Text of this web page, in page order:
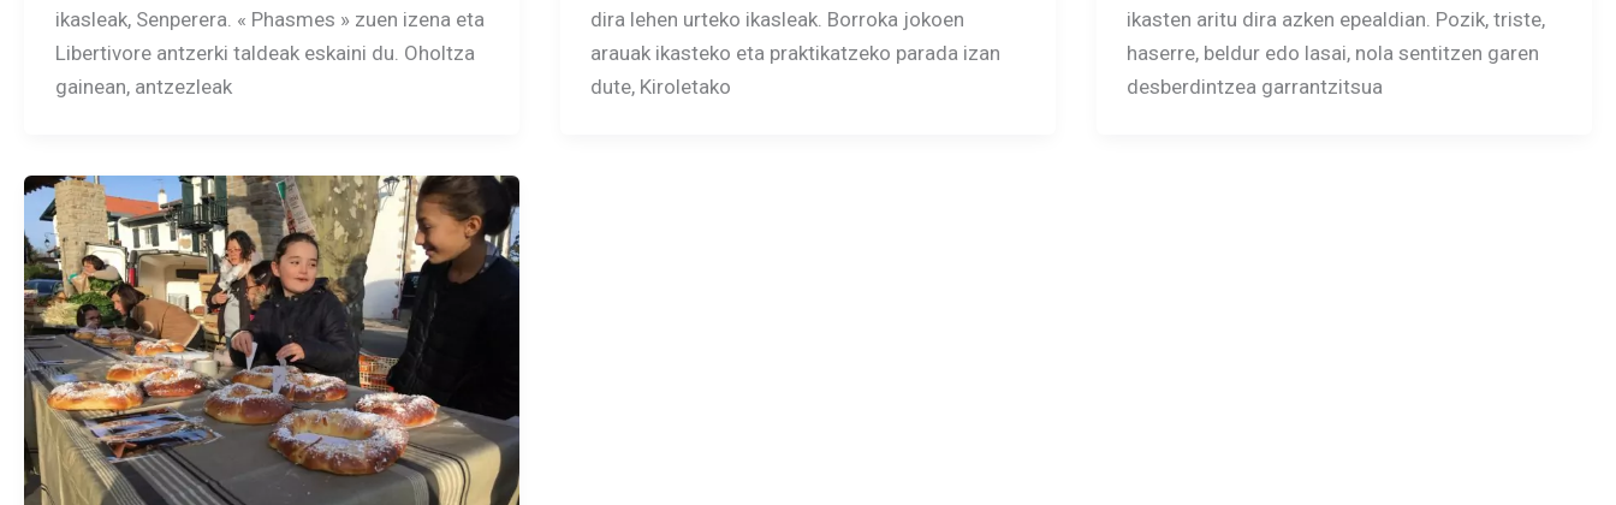
ikasleak, Senperera. « Phasmes » zuen izena eta
Libertivore antzerki taldeak eskaini du. Oholtza
gainean, antzezleak
dira lehen urteko ikasleak. Borroka jokoen
arauak ikasteko eta praktikatzeko parada izan
dute, Kiroletako
ikasten aritu dira azken epealdian. Pozik, triste,
haserre, beldur edo lasai, nola sentitzen garen
desberdintzea garrantzitsua